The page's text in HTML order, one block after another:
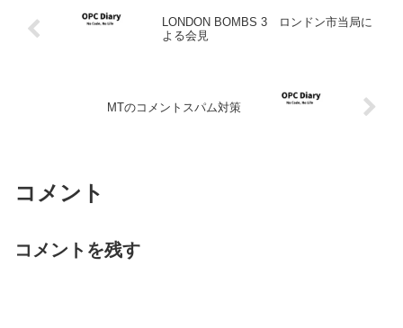
LONDON BOMBS 3 ロンドン市当局に
よる会見
MTのコメントスパム対策
コメント
コメントを残す